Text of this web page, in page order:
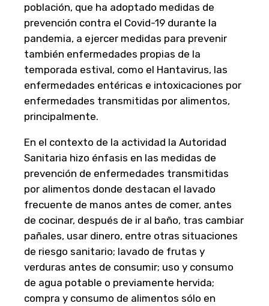
población, que ha adoptado medidas de
prevención contra el Covid-19 durante la
pandemia, a ejercer medidas para prevenir
también enfermedades propias de la
temporada estival, como el Hantavirus, las
enfermedades entéricas e intoxicaciones por
enfermedades transmitidas por alimentos,
principalmente.
En el contexto de la actividad la Autoridad
Sanitaria hizo énfasis en las medidas de
prevención de enfermedades transmitidas
por alimentos donde destacan el lavado
frecuente de manos antes de comer, antes
de cocinar, después de ir al baño, tras cambiar
pañales, usar dinero, entre otras situaciones
de riesgo sanitario; lavado de frutas y
verduras antes de consumir; uso y consumo
de agua potable o previamente hervida;
compra y consumo de alimentos sólo en